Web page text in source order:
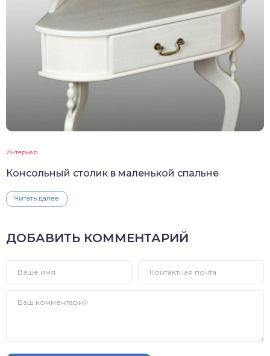
Интерьер
Консольный столик в маленькой спальне
Читать далее
ДОБАВИТЬ КОММЕНТАРИЙ